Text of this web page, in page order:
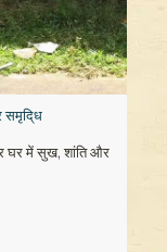
समृदि्ध
घर में सुख, शांति और